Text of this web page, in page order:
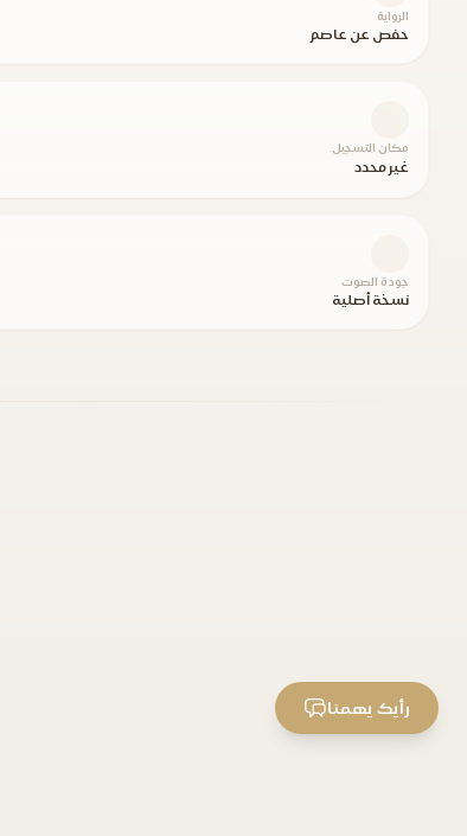
الرواية
حفص عن عاصم
مكان التسجيل
غير محدد
جودة الصوت
نسخة أصلية
رأيك يهمنا